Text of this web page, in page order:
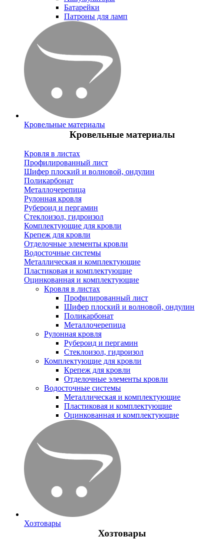
Батарейки
Патроны для ламп
Кровельные материалы
Кровельные материалы
Кровля в листах
Профилированный лист
Шифер плоский и волновой, ондулин
Поликарбонат
Металлочерепица
Рулонная кровля
Рубероид и пергамин
Стеклоизол, гидроизол
Комплектующие для кровли
Крепеж для кровли
Отделочные элементы кровли
Водосточные системы
Металлическая и комплектующие
Пластиковая и комплектующие
Оцинкованная и комплектующие
Кровля в листах
Профилированный лист
Шифер плоский и волновой, ондулин
Поликарбонат
Металлочерепица
Рулонная кровля
Рубероид и пергамин
Стеклоизол, гидроизол
Комплектующие для кровли
Крепеж для кровли
Отделочные элементы кровли
Водосточные системы
Металлическая и комплектующие
Пластиковая и комплектующие
Оцинкованная и комплектующие
Хозтовары
Хозтовары